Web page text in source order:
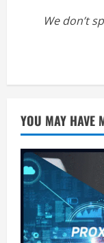
We don’t
YOU MAY HAVE